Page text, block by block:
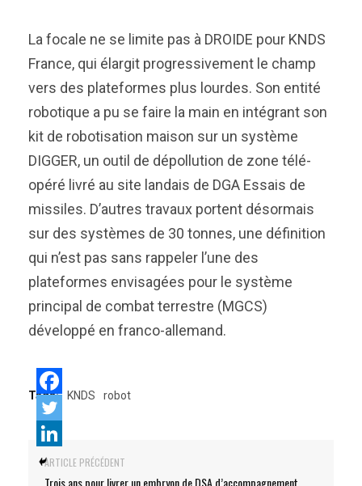
La focale ne se limite pas à DROIDE pour KNDS
France, qui élargit progressivement le champ
vers des plateformes plus lourdes. Son entité
robotique a pu se faire la main en intégrant son
kit de robotisation maison sur un système
DIGGER, un outil de dépollution de zone télé-
opéré livré au site landais de DGA Essais de
missiles. D’autres travaux portent désormais
sur des systèmes de 30 tonnes, une définition
qui n’est pas sans rappeler l’une des
plateformes envisagées pour le système
principal de combat terrestre (MGCS)
développé en franco-allemand.
Tags: KNDS robot
ARTICLE PRÉCÉDENT
Trois ans pour livrer un embryon de DSA d’accompagnement